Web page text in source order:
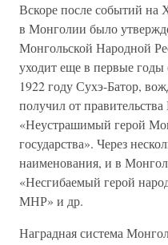
Вскоре после событий на
в Монголии было
Монгольской Народной
уходит еще в первые годы
1922 году Сухэ-Батор,
получил от
«Неустрашимый герой
государства». Через
наименования, и в
«Несгибаемый герой
МНР» и др.
Наградная система